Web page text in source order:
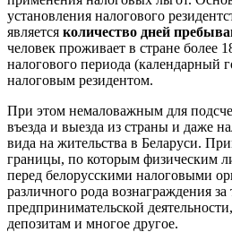
установления налогового
является количество дней
человек проживает в стране более
налогового периода (календарный
налоговым резидентом.
При этом немаловажным для
въезда и выезда из страны и даже
вида на жительства в Беларуси.
границы, по которым физическим
перед белорусскими налоговыми
различного рода вознаграждения за
предпринимательской
депозитам и многое другое.